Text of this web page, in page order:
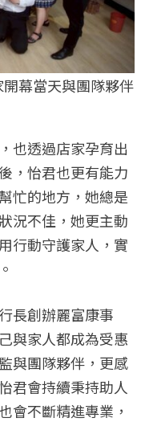
幕當天與團隊夥伴
也透過店家孕育出
，怡君也更有能力
忙的地方，她總是
況不佳，她更主動
行動守護家人，實
長創辦麗富康事
與家人都成為受惠
與團隊夥伴，更感
君會持續秉持助人
會不斷精進專業，